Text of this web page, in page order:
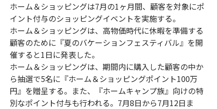
ホーム＆ショッピングは7月の1ヶ月間、顧客を対象にポ
イント付与のショッピングイベントを実施する。
ホーム＆ショッピングは、高物価時代に休暇を準備する
顧客のために『夏のバケーションフェスティバル』を開
催すると1日に発表した。
ホーム＆ショッピングは、期間内に購入した顧客の中か
ら抽選で5名に『ホーム＆ショッピングポイント100万
円』を贈呈する。また、『ホームキャンプ族』向けの特
別なポイント付与も行われる。7月8日から7月12日ま